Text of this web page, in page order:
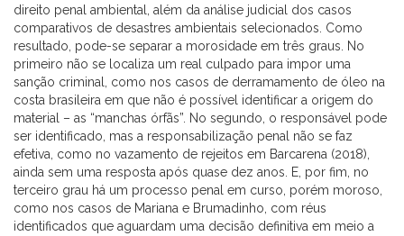
direito penal ambiental, além da análise judicial dos casos
comparativos de desastres ambientais selecionados. Como
resultado, pode-se separar a morosidade em três graus. No
primeiro não se localiza um real culpado para impor uma
sanção criminal, como nos casos de derramamento de óleo na
costa brasileira em que não é possível identificar a origem do
material – as “manchas órfãs”. No segundo, o responsável pode
ser identificado, mas a responsabilização penal não se faz
efetiva, como no vazamento de rejeitos em Barcarena (2018),
ainda sem uma resposta após quase dez anos. E, por fim, no
terceiro grau há um processo penal em curso, porém moroso,
como nos casos de Mariana e Brumadinho, com réus
identificados que aguardam uma decisão definitiva em meio a